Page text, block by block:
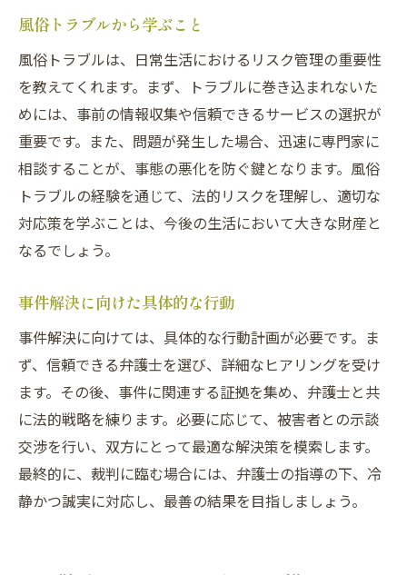
風俗トラブルから学ぶこと
風俗トラブルは、日常生活におけるリスク管理の重要性
を教えてくれます。まず、トラブルに巻き込まれないた
めには、事前の情報収集や信頼できるサービスの選択が
重要です。また、問題が発生した場合、迅速に専門家に
相談することが、事態の悪化を防ぐ鍵となります。風俗
トラブルの経験を通じて、法的リスクを理解し、適切な
対応策を学ぶことは、今後の生活において大きな財産と
なるでしょう。
事件解決に向けた具体的な行動
事件解決に向けては、具体的な行動計画が必要です。ま
ず、信頼できる弁護士を選び、詳細なヒアリングを受け
ます。その後、事件に関連する証拠を集め、弁護士と共
に法的戦略を練ります。必要に応じて、被害者との示談
交渉を行い、双方にとって最適な解決策を模索します。
最終的に、裁判に臨む場合には、弁護士の指導の下、冷
静かつ誠実に対応し、最善の結果を目指しましょう。